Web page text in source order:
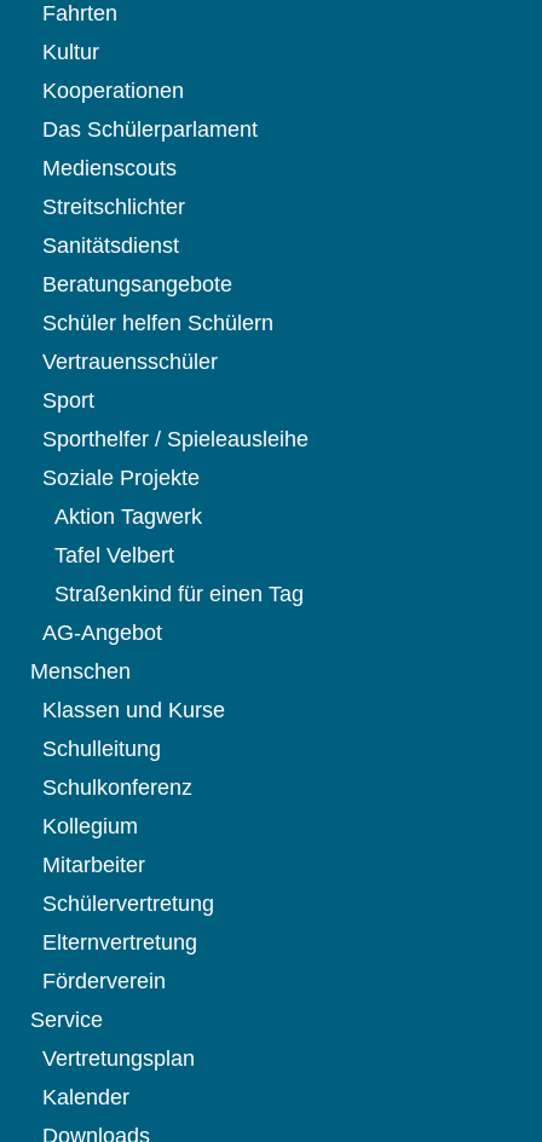
Fahrten
Kultur
Kooperationen
Das Schülerparlament
Medienscouts
Streitschlichter
Sanitätsdienst
Beratungsangebote
Schüler helfen Schülern
Vertrauensschüler
Sport
Sporthelfer / Spieleausleihe
Soziale Projekte
Aktion Tagwerk
Tafel Velbert
Straßenkind für einen Tag
AG-Angebot
Menschen
Klassen und Kurse
Schulleitung
Schulkonferenz
Kollegium
Mitarbeiter
Schülervertretung
Elternvertretung
Förderverein
Service
Vertretungsplan
Kalender
Downloads